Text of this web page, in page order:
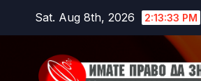
Sat. Aug 8th, 2026 2:13:35 PM